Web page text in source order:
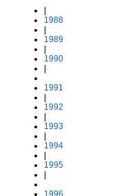
1988
1989
1990
1991
1992
1993
1994
1995
1996